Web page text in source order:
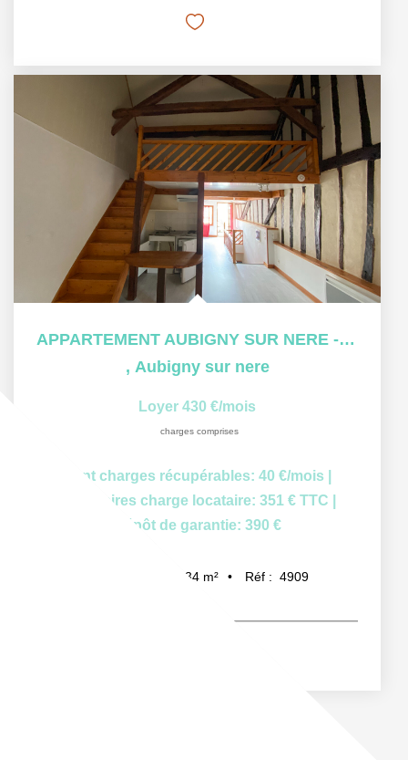
APPARTEMENT AUBIGNY SUR NERE - 2 pièce(s) - 34 m2
, Aubigny sur nere
Loyer 430 €/mois
charges comprises
dont charges récupérables: 40 €/mois
Honoraires charge locataire: 351 € TTC
Dépôt de garantie: 390 €
34 m² Réf : 4909